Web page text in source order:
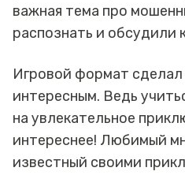
важная тема про
распознать и обсудили
Игровой формат
интересным. Ведь
на увлекательное
интереснее! Любимый
известный своими